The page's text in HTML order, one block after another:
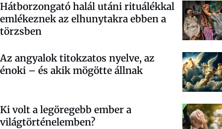
Hátborzongató halál utáni rituálékkal
emlékeznek az elhunytakra ebben a
törzsben
Az angyalok titokzatos nyelve, az
énoki – és akik mögötte állnak
Ki volt a legöregebb ember a
világtörténelemben?